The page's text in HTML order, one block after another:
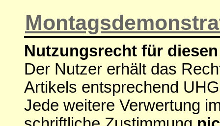
Nutzungsrecht für
Der Nutzer erhält das
Artikels entsprechend
Jede weitere Verwertung